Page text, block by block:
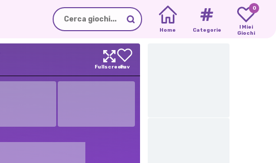
Home Categorie
0
I Miei
Giochi